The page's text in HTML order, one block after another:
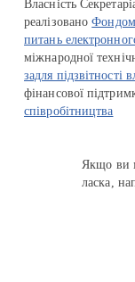
Власність
реалізованоФондом
питань
міжнародної
задля підзвітності
фінансової
співробітництва
Якщо ви
ласка,